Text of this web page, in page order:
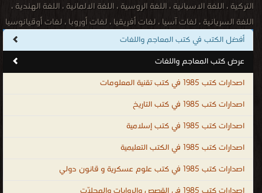
التركية ، اللغة الاسبانية ، اللغة الروسية ، اللغة الالمانية ، اللغة الهندية ،
اللغة السريانية ، لغات آسيا ، لغات أفريقيا ، لغات أوروبا ، لغات أوقيانوسيا
، لغات أمريكا الشمالية ، لغات أمريكا الجنوبية ، اللغة الأفريقانية ، اللغة
الألبانية ، اللغة الباسكية ، اللغة البيلاروسية ، اللغة الكتلونية ، اللغة
الكرواتية ، اللغة التشيكية ، اللغة الدنماركية ، اللغة الهولندية ، اللغة
الإنكليزية ، اللغة الإستونية ، اللغة المجرية ، اللغة الأيسلندية ، اللغة
الإندونيسية ، اللغة الأيرلندية ، اللغة الجاوية ، اللغة اللاتينية ، اللغة
ملايو ، اللغة المالطية ، اللغة المولدافية ، اللغة النروجية ، اللغة البولندية ،
اللغة البرتغالية ، اللغة الصربية ، اللغة السلوفاكية ، اللغة السلوفينية ،
اللغة السواحيلية ، اللغة السويدية ، لغة التاجالوج ، اللغة الفلبينية ، اللغة
التترية ، اللغة الفيتنامية ، اللغة الوالونية ، اللغة الولوفية ، اللغة اليوروبة ،
أفضل الكتب في كتب المعاجم واللغات
عرض كتب المعاجم واللغات
اصدارات كتب 1985 في كتب تقنية المعلومات
اصدارات كتب 1985 في كتب التاريخ
اصدارات كتب 1985 في كتب إسلامية
اصدارات كتب 1985 في الكتب التعليمية
اصدارات كتب 1985 في كتب علوم عسكرية و قانون دولي